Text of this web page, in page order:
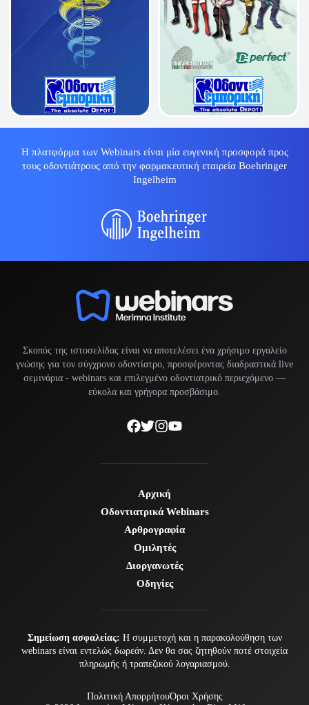
Η πλατφόρμα των Webinars είναι μία ευγενική προσφορά προς
τους οδοντιάτρους από την φαρμακευτική εταιρεία Boehringer
Ingelheim
Σκοπός της ιστοσελίδας είναι να αποτελέσει ένα χρήσιμο εργαλείο
γνώσης για τον σύγχρονο οδοντίατρο, προσφέροντας διαδραστικά live
σεμινάρια - webinars και επιλεγμένο οδοντιατρικό περιεχόμενο —
εύκολα και γρήγορα προσβάσιμο.
Αρχική
Οδοντιατρικά Webinars
Αρθρογραφία
Ομιλητές
Διοργανωτές
Οδηγίες
Σημείωση ασφαλείας: Η συμμετοχή και η παρακολούθηση των
webinars είναι εντελώς δωρεάν. Δεν θα σας ζητηθούν ποτέ στοιχεία
πληρωμής ή τραπεζικού λογαριασμού.
Πολιτική ΑπορρήτουΌροι Χρήσης